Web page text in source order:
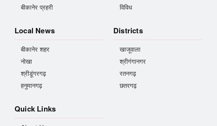
बीकानेर प्रहरी
विविध
Local News
बीकानेर शहर
नोखा
श्रीडूंगरगढ़
हनुमानगढ़
Districts
खाजूवाला
श्रीगंगानगर
रतनगढ़
छतरगढ़
Quick Links